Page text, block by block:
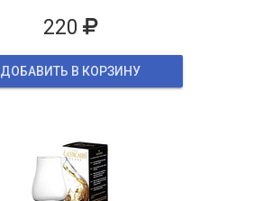
220
ДОБАВИТЬ В КОРЗИНУ